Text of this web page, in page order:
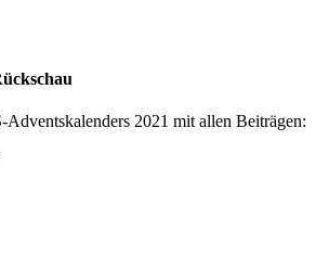
2021 mit allen Beiträgen: